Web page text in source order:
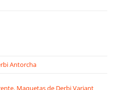
Antorcha
Maquetas de Derbi Variant